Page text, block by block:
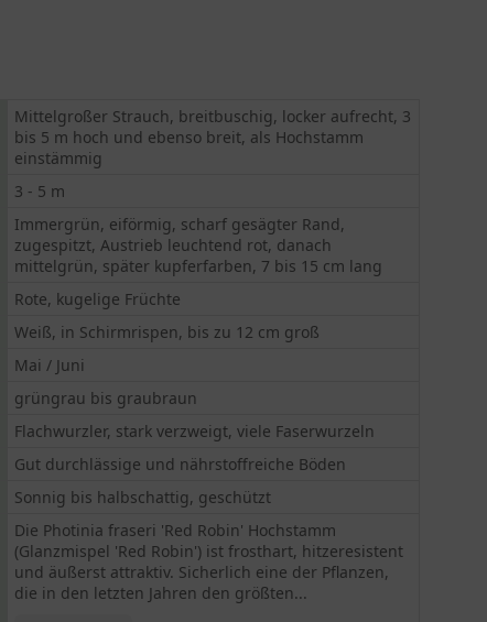
Mittelgroßer Strauch, breitbuschig, locker aufrecht, 3
bis 5 m hoch und ebenso breit, als Hochstamm
einstämmig
3 - 5 m
Immergrün, eiförmig, scharf gesägter Rand,
zugespitzt, Austrieb leuchtend rot, danach
mittelgrün, später kupferfarben, 7 bis 15 cm lang
Rote, kugelige Früchte
Weiß, in Schirmrispen, bis zu 12 cm groß
Mai / Juni
grüngrau bis graubraun
Flachwurzler, stark verzweigt, viele Faserwurzeln
Gut durchlässige und nährstoffreiche Böden
Sonnig bis halbschattig, geschützt
Die Photinia fraseri 'Red Robin' Hochstamm
(Glanzmispel 'Red Robin') ist frosthart, hitzeresistent
und äußerst attraktiv. Sicherlich eine der Pflanzen,
die in den letzten Jahren den größten...